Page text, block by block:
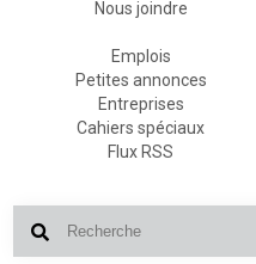
Nous joindre
Emplois
Petites annonces
Entreprises
Cahiers spéciaux
Flux RSS